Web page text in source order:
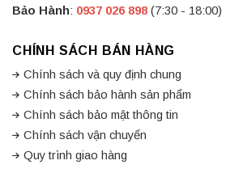
Bảo Hành: 0937 026 898 (7:30 - 18:00)
CHÍNH SÁCH BÁN HÀNG
Chính sách và quy định chung
Chính sách bảo hành sản phẩm
Chính sách bảo mật thông tin
Chính sách vận chuyển
Quy trình giao hàng